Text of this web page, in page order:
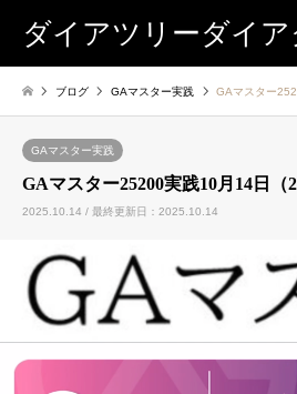
ダイアツリーダイ
ブログ GAマスター実践 GAマスター
GAマスター実践
GAマスター25200実践10月14日（
2025.10.14 / 最終更新日：2025.10.14